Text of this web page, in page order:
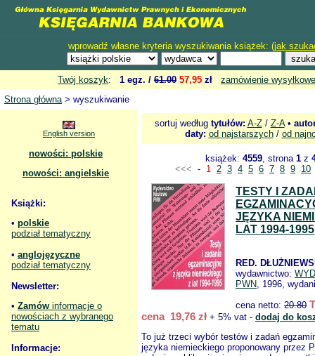
wprowadź własne kryteria wyszukiwania książek: (jak
Twój koszyk: 1 egz. / 61.00 57,95 zł
zamówienie
Strona główna> wyszukiwanie
English version
nowości: polskie
nowości: angielskie
Książki:
• polskie
podział tematyczny
• anglojęzyczne
podział tematyczny
Newsletter:
• Zamów informacje o
nowościach z wybranego
tematu
Informacje:
sortuj według tytułów: A-Z/ Z-A•
daty: od najstarszych/ od
książek: 4559, strona 1 z
<<< - 1 2 3 4 5 6 7 8 9 10
TESTY I
JĘZYKA
LAT 1994-1995
RED.
wydawnictwo:
PWN, 1996,
cena netto: 20.80
cena 19,76 zł + 5% vat - dodaj do
To już trzeci wybór testów i zadań
języka niemieckiego proponowany przez